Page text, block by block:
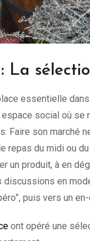
La
essentielle
espace social où
Faire son marché
repas du midi ou
un produit, à en
discussions en
puis vers un
ont opéré une